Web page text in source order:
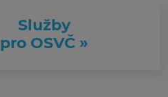
Služby
pro OSVČ »